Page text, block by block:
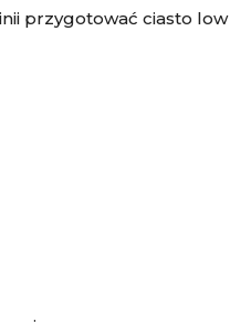
przygotować ciasto low